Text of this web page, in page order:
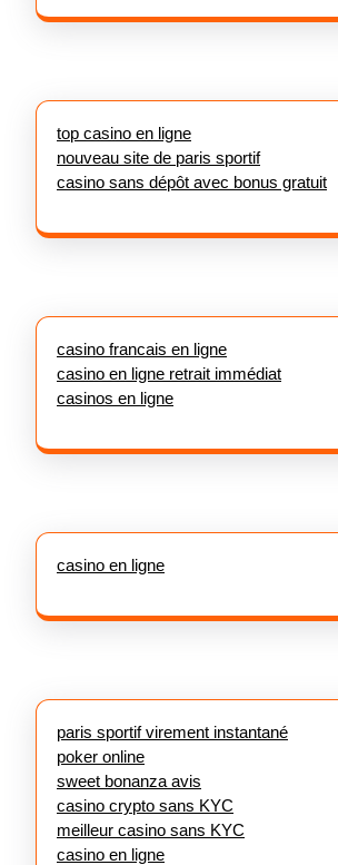
top casino en ligne
nouveau site de paris sportif
casino sans dépôt avec bonus gratuit
casino francais en ligne
casino en ligne retrait immédiat
casinos en ligne
casino en ligne
paris sportif virement instantané
poker online
sweet bonanza avis
casino crypto sans KYC
meilleur casino sans KYC
casino en ligne